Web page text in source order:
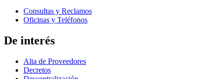
Consultas y Reclamos
Oficinas y Teléfonos
De interés
Alta de Proveedores
Decretos